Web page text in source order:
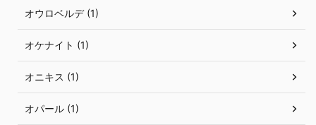
オウロベルデ (1)
オケナイト (1)
オニキス (1)
オパール (1)